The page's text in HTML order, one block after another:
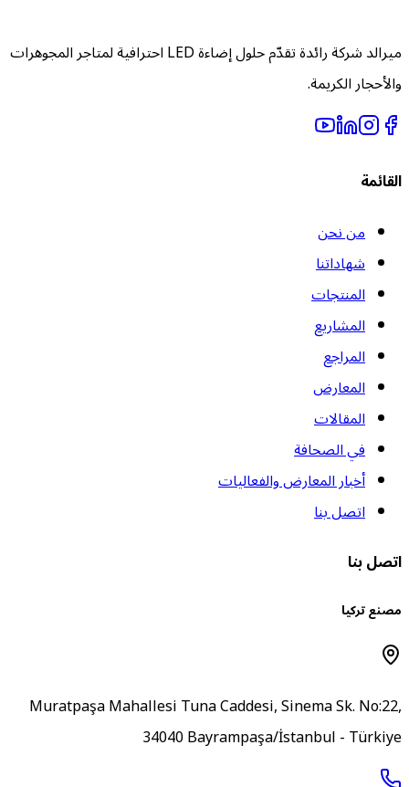
ميرالد شركة رائدة تقدّم حلول إضاءة LED احترافية لمتاجر المجوهرات
الكريمة.
من نحن
شهاداتنا
المنتجات
المشاريع
المراجع
المعارض
المقالات
في الصحافة
أخبار المعارض والفعاليات
اتصل بنا
بنا
تركيا
Muratpaşa Mahallesi Tuna Caddesi, Sinema Sk.
34040 Bayrampaşa/İstanbul -